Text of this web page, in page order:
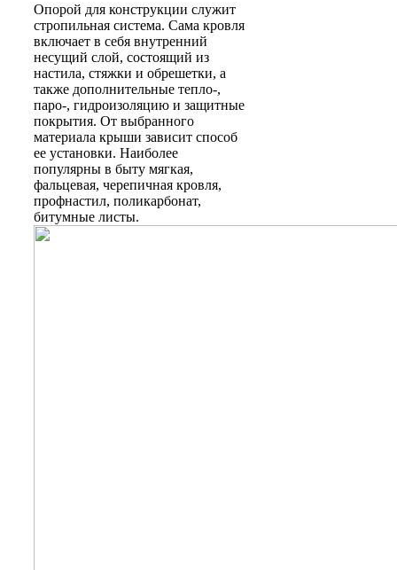
Опорой для конструкции служит
стропильная система. Сама кровля
включает в себя внутренний
несущий слой, состоящий из
настила, стяжки и обрешетки, а
также дополнительные тепло-,
паро-, гидроизоляцию и защитные
покрытия. От выбранного
материала крыши зависит способ
ее установки. Наиболее
популярны в быту мягкая,
фальцевая, черепичная кровля,
профнастил, поликарбонат,
битумные листы.